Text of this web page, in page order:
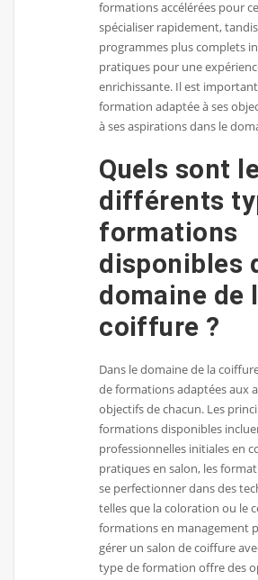
formations accélérées pour
spécialiser rapidement,
programmes plus complets
pratiques pour une
enrichissante. Il est
formation adaptée à ses
à ses aspirations dans le
Quels sont
différents
formations
disponibles
domaine de
coiffure ?
Dans le domaine de la
de formations adaptées aux
objectifs de chacun. Les
formations disponibles
professionnelles initiales en
pratiques en salon, les
se perfectionner dans des
telles que la coloration ou le
formations en management
gérer un salon de coiffure
type de formation offre des